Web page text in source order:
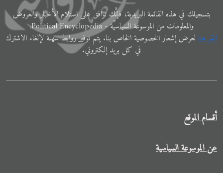
ﺑﺘﺴﺠﻴﻠﻚ في ﻫﺬﻩ اﻟﻘﺎﺋﻤﺔ البريدية، فإنَّك ﺗﻮاﻓﻖ ﻋﻠﻰ اﺳﺘﻼم اﻷﺧﺒﺎر واﻟﻌﺮوض
والمعلوﻣﺎت ﻣﻦ الموسوعة اﻟﺴﻴﺎﺳﻴّﺔ - Political Encyclopedia.
اﻧﻘﺮ ﻫﻨﺎ ﻟﻌﺮض إﺷﻌﺎر الخصوصية الخاص ﺑﻨﺎ. ﻳﺘﻢ ﺗﻮفير رواﺑﻂ ﺳﻬﻠﺔ لإﻟﻐﺎء الاشترك
في ﻛﻞ ﺑﺮﻳﺪ إلكتروني.
أقسام الموقع
عن الموسوعة السياسية